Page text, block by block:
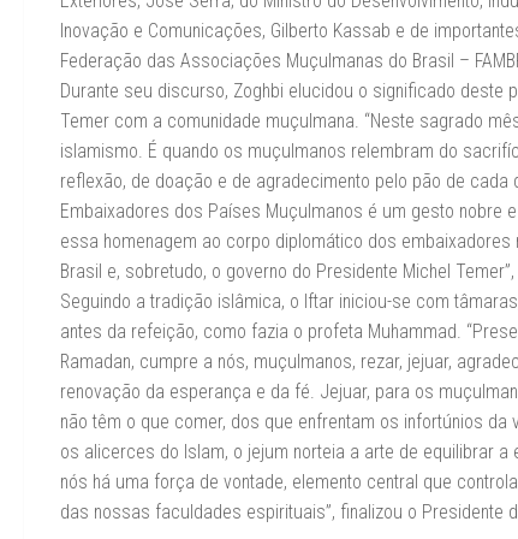
Inovação e Comunicações, Gilberto Kassab e de
Federação das Associações Muçulmanas do Brasil –
Durante seu discurso, Zoghbi elucidou o significado deste
Temer com a comunidade muçulmana. “Neste sagrado
islamismo. É quando os muçulmanos relembram do
reflexão, de doação e de agradecimento pelo pão de
Embaixadores dos Países Muçulmanos é um gesto nobre
essa homenagem ao corpo diplomático dos
Brasil e, sobretudo, o governo do Presidente Michel
Seguindo a tradição islâmica, o Iftar iniciou-se com
antes da refeição, como fazia o profeta Muhammad.
Ramadan, cumpre a nós, muçulmanos, rezar, jejuar,
renovação da esperança e da fé. Jejuar, para os
não têm o que comer, dos que enfrentam os infortúnios
os alicerces do Islam, o jejum norteia a arte de equilibrar
nós há uma força de vontade, elemento central que
das nossas faculdades espirituais”, finalizou o Presidente